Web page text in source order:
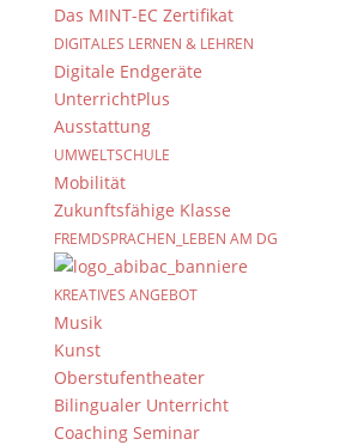
Das MINT-EC Zertifikat
DIGITALES LERNEN & LEHREN
Digitale Endgeräte
UnterrichtPlus
Ausstattung
UMWELTSCHULE
Mobilität
Zukunftsfähige Klasse
FREMDSPRACHEN_LEBEN AM DG
KREATIVES ANGEBOT
Musik
Kunst
Oberstufentheater
Bilingualer Unterricht
Coaching Seminar